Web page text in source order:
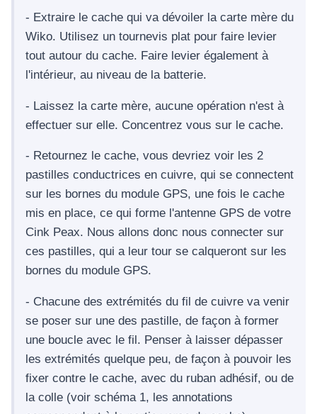
- Extraire le cache qui va dévoiler la carte mère du
Wiko. Utilisez un tournevis plat pour faire levier
tout autour du cache. Faire levier également à
l'intérieur, au niveau de la batterie.
- Laissez la carte mère, aucune opération n'est à
effectuer sur elle. Concentrez vous sur le cache.
- Retournez le cache, vous devriez voir les 2
pastilles conductrices en cuivre, qui se connectent
sur les bornes du module GPS, une fois le cache
mis en place, ce qui forme l'antenne GPS de votre
Cink Peax. Nous allons donc nous connecter sur
ces pastilles, qui a leur tour se calqueront sur les
bornes du module GPS.
- Chacune des extrémités du fil de cuivre va venir
se poser sur une des pastille, de façon à former
une boucle avec le fil. Penser à laisser dépasser
les extrémités quelque peu, de façon à pouvoir les
fixer contre le cache, avec du ruban adhésif, ou de
la colle (voir schéma 1, les annotations